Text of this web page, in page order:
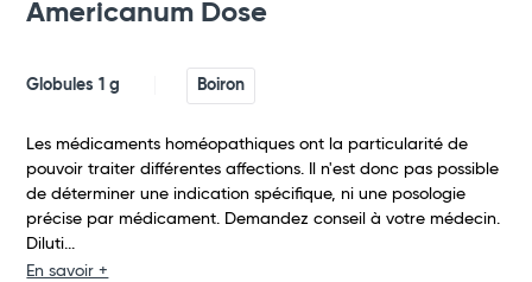
Total
Americanum Dose
Globules 1 g Boiron
Les médicaments homéopathiques ont la particularité de
pouvoir traiter différentes affections. Il n'est donc pas possible
de déterminer une indication spécifique, ni une posologie
précise par médicament. Demandez conseil à votre médecin.
Diluti...
En savoir +